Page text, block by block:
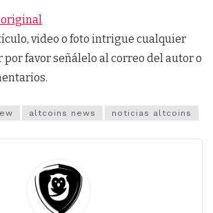
video o foto intrigue cualquier
por favor señálelo al correo del autor o
altcoins news noticias altcoins